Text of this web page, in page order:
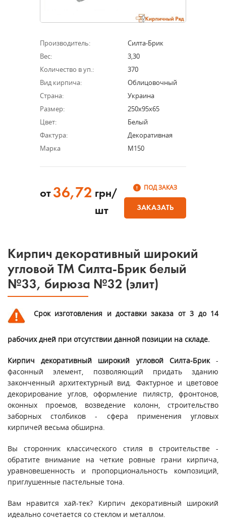
Производитель:
Силта-Брик
Вес:
3,30
Количество в уп.:
370
Вид кирпича:
Облицовочный
Страна:
Украина
Размер:
250х95х65
Цвет:
Белый
Фактура:
Декоративная
Марка
М150
от36,72 грн/
шт
ПОД ЗАКАЗ
ЗАКАЗАТЬ
Кирпич декоративный широкий
угловой ТМ Силта-Брик белый
№33, бирюза №32 (элит)
Срок изготовления и доставки заказа от 3 до 14
рабочих дней при отсутствии данной позиции на складе.
Кирпич декоративный широкий угловой Силта-Брик-
фасонный элемент, позволяющий придать зданию
законченный архитектурный вид. Фактурное и цветовое
декорирование углов, оформление пилястр, фронтонов,
оконных проемов, возведение колонн, строительство
заборных столбиков - сфера применения угловых
кирпичей весьма обширна.
Вы сторонник классического стиля в строительстве -
обратите внимание на четкие ровные грани кирпича,
уравновешенность и пропорциональность композиций,
приглушенные пастельные тона.
Вам нравится хай-тек? Кирпич декоративный широкий
идеально сочетается со стеклом и металлом.